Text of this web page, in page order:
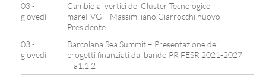
03 -
giovedì
Cambio ai vertici del Cluster Tecnologico
mareFVG – Massimiliano Ciarrocchi nuovo
Presidente
03 -
giovedì
Barcolana Sea Summit – Presentazione dei
progetti finanziati dal bando PR FESR 2021-2027
– a1.1.2